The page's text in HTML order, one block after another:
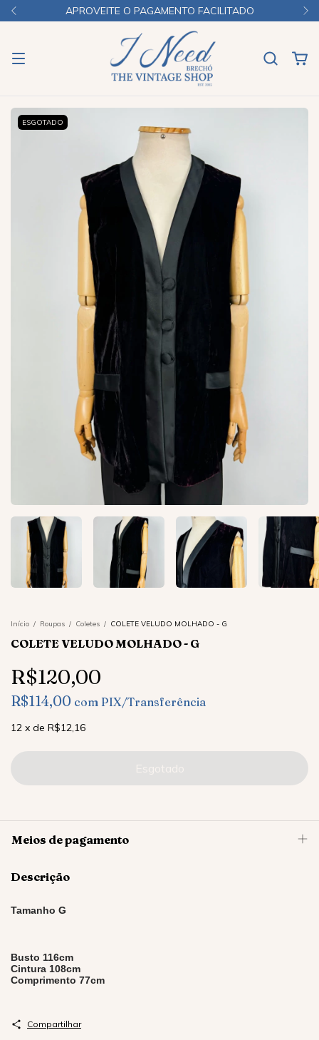
APROVEITE O PAGAMENTO FACILITADO
ESGOTADO
Início / Roupas / Coletes / COLETE VELUDO MOLHADO - G
COLETE VELUDO MOLHADO - G
R$120,00
R$114,00 com PIX/Transferência
12 x de R$12,16
Meios de pagamento
Descrição
Tamanho G
Busto 116cm
Cintura 108cm
Comprimento 77cm
Compartilhar